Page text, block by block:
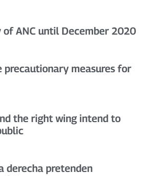
ANC until December 2020
precautionary measures for
the right wing intend to
derecha pretenden